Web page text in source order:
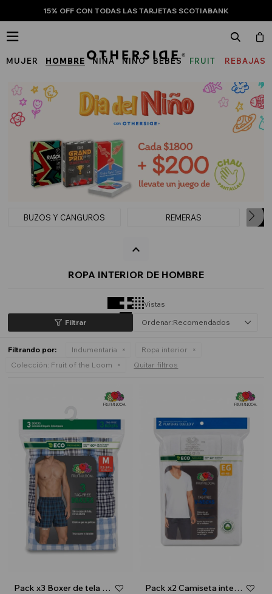
15% OFF CON TODAS LAS TARJETAS SCOTIABANK
MUJER HOMBRE NIÑA NIÑO BEBÉS
FRUIT
THE
LOOM
REBAJAS

BUZOS Y CANGUROS REMERAS
ROPA INTERIOR DE HOMBRE
Vistas
Recomendados
Filtrando por: Indumentaria
Ropa interior
Colección: Fruit of the Loom Quitar filtros
Pack x3 Boxer de tela para caballero - Multicolor
Pack x2 Camiseta interior escote V - caballero - Blanco